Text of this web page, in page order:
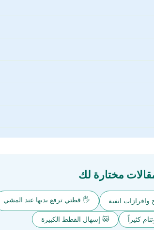
مختارة لك
انفية 🖐️ قطتي ترفع يديها عند المشي
كثيراً 🐱 إسهال القطط الكبيرة